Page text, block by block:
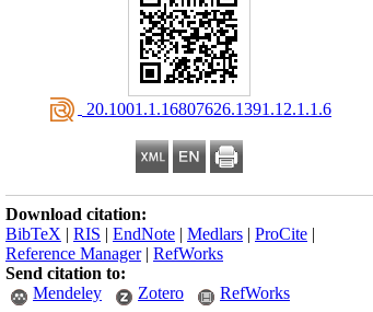
‎ 20.1001.1.16807626.1391.12.1.1.6
Download citation:
BibTeX | RIS | EndNote | Medlars | ProCite |
Reference Manager| RefWorks
Send citation to:
Mendeley
Zotero RefWorks